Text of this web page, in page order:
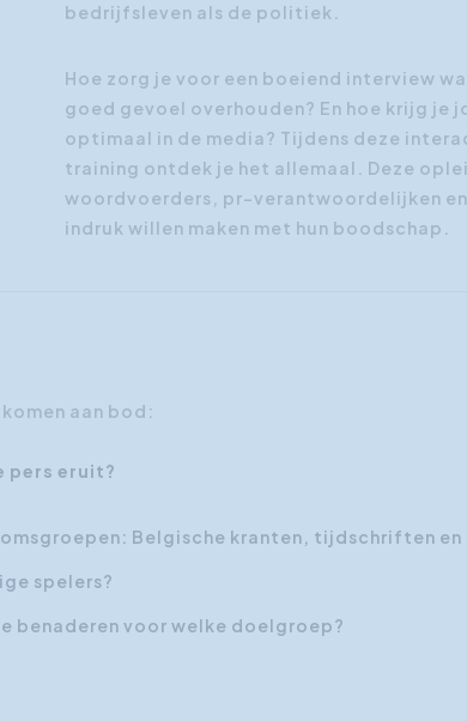
bedrijfsleven als de politiek.
Hoe zorg je voor een boeiend interview
goed gevoel overhouden? En hoe krijg
optimaal in de media? Tijdens deze
training ontdek je het allemaal. Deze
woordvoerders, pr-verantwoordelijken
indruk willen maken met hun boodschap.
aan bod:
pers eruit?
Belgische kranten, tijdschriften
spelers?
benaderen voor welke doelgroep?